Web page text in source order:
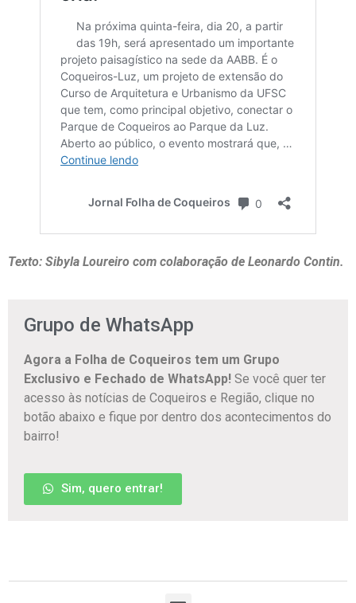
Texto: Sibyla Loureiro com colaboração de Leonardo Contin.
Grupo de WhatsApp
Agora a Folha de Coqueiros tem um Grupo
Exclusivo e Fechado de WhatsApp! Se você quer ter
acesso às notícias de Coqueiros e Região, clique no
botão abaixo e fique por dentro dos acontecimentos do
bairro!
Sim, quero entrar!